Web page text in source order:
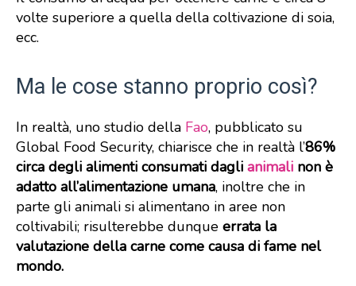
volte superiore a quella della coltivazione di soia,
ecc.
Ma le cose stanno proprio così?
In realtà, uno studio della Fao, pubblicato su
Global Food Security, chiarisce che in realtà l’86%
circa degli alimenti consumati dagli animali non è
adatto all’alimentazione umana, inoltre che in
parte gli animali si alimentano in aree non
coltivabili; risulterebbe dunque errata la
valutazione della carne come causa di fame nel
mondo.